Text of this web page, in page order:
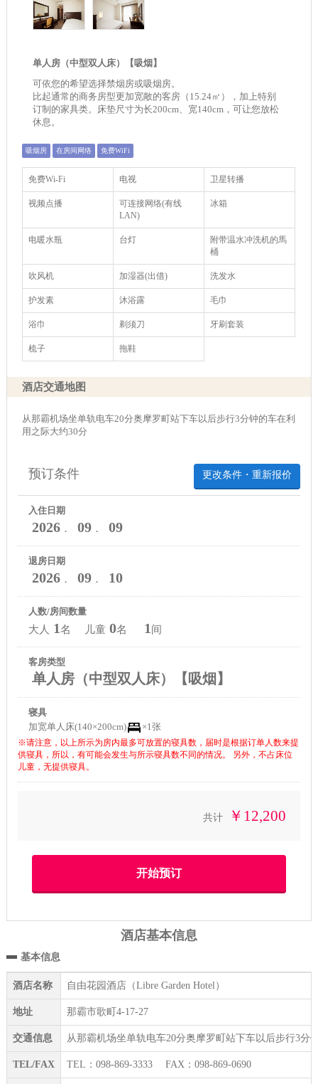
单人房（中型双人床）【吸烟】
可依您的希望选择禁烟房或吸烟房。
比起通常的商务房型更加宽敞的客房（15.24㎡），加上特别
订制的家具类。床垫尺寸为长200cm、宽140cm，可让您放松
休息。
吸烟房 在房间网络 免费WiFi
免费Wi-Fi 电视 卫星转播
视频点播
可连接网络(有线
LAN)
冰箱
电暖水瓶 台灯
附带温水冲洗机的馬
桶
吹风机 加湿器(出借) 洗发水
护发素 沐浴露 毛巾
浴巾 剃须刀 牙刷套装
梳子 拖鞋
酒店交通地图
从那霸机场坐单轨电车20分奥摩罗町站下车以后步行3分钟的车在利
用之际大约30分
更改条件・重新报价
预订条件
入住日期
2026． 09． 09
退房日期
2026． 09． 10
人数/房间数量
大人 1名 儿童 0名 1 间
客房类型
单人房（中型双人床）【吸烟】
寝具
加宽单人床(140×200cm)
×1张
※请注意，以上所示为房内最多可放置的寝具数，届时是根据订单人数来提
供寝具，所以，有可能会发生与所示寝具数不同的情况。 另外，不占床位
儿童，无提供寝具。
共计 ￥12,200
酒店基本信息
基本信息
酒店名称 自由花园酒店（Libre Garden Hotel）
地址 那霸市歌町4-17-27
交通信息 从那霸机场坐单轨电车20分奥摩罗町站下车以后步行3分
TEL/FAX TEL：098-869-3333 FAX：098-869-0690